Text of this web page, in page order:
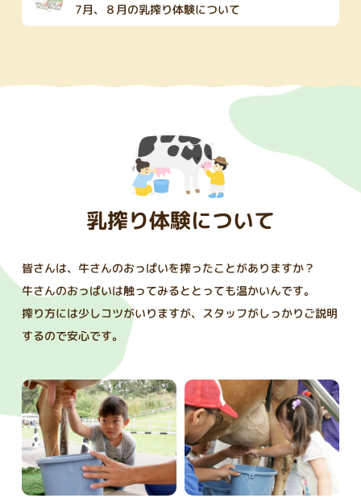
7月、８月の乳搾り体験について
乳搾り体験について
皆さんは、牛さんのおっぱいを搾ったことがありますか？
牛さんのおっぱいは触ってみるととっても温かいんです。
搾り方には少しコツがいりますが、スタッフがしっかりご説明
するので安心です。